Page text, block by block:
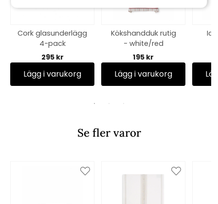
Cork glasunderlägg
4-pack
295 kr
Lägg i varukorg
Kökshandduk rutig
- white/red
195 kr
Lägg i varukorg
Se fler varor